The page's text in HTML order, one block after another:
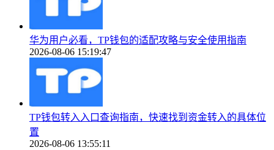
华为用户必看，TP钱包的适配攻略与安全使用指南
2026-08-06 15:19:47
TP钱包转入入口查询指南，快速找到资金转入的具体位
置
2026-08-06 13:55:11